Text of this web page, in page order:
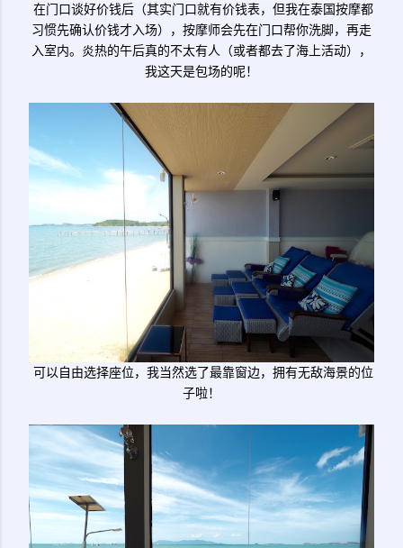
在门口谈好价钱后（其实门口就有价钱表，但我在泰国按摩都
习惯先确认价钱才入场），按摩师会先在门口帮你洗脚，再走
入室内。炎热的午后真的不太有人（或者都去了海上活动），
我这天是包场的呢！
可以自由选择座位，我当然选了最靠窗边，拥有无敌海景的位
子啦！